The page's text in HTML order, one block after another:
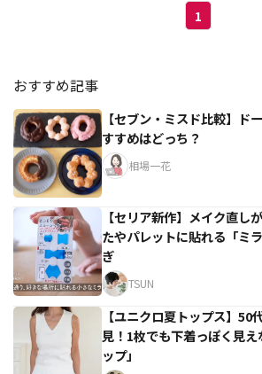
1
おすすめ記事
【セブン・ミスド比較】ド
すすめはどっち？
相場一花
【セリア新作】メイク直し
たやパレットに貼れる「ミ
ぎ
TSUN
【ユニクロ夏トップス】50
見！1枚でも下着っぽく見
ップ」